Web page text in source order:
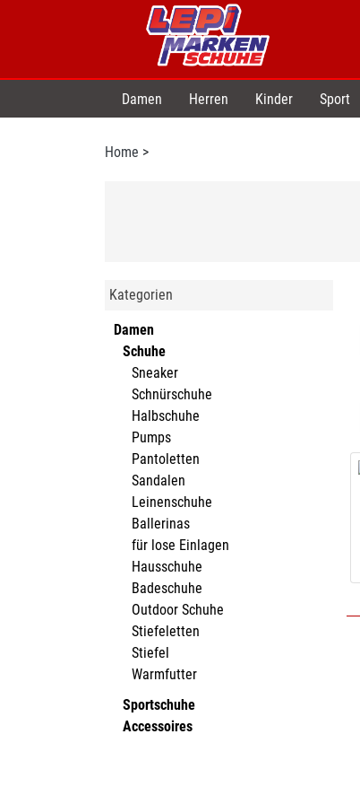
Damen Herren Kinder Sport
Home >
Kategorien
Damen
Schuhe
Sneaker
Schnürschuhe
Halbschuhe
Pumps
Pantoletten
Sandalen
Leinenschuhe
Ballerinas
für lose Einlagen
Hausschuhe
Badeschuhe
Outdoor Schuhe
Stiefeletten
Stiefel
Warmfutter
Sportschuhe
Accessoires